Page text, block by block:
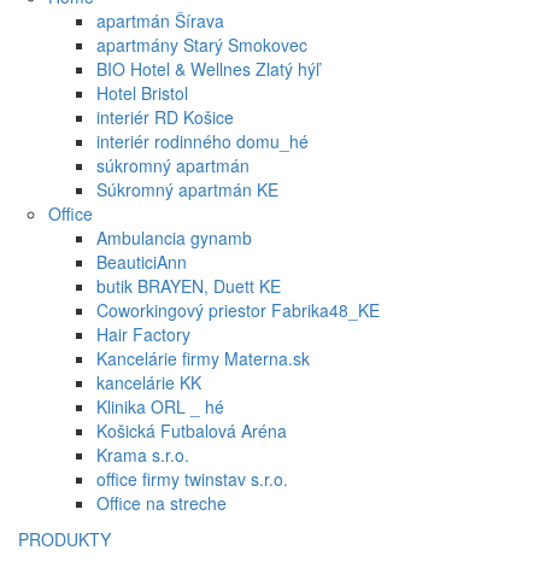
apartmán Šírava
apartmány Starý Smokovec
BIO Hotel & Wellnes Zlatý hýľ
Hotel Bristol
interiér RD Košice
interiér rodinného domu_hé
súkromný apartmán
Súkromný apartmán KE
Office
Ambulancia gynamb
BeauticiAnn
butik BRAYEN, Duett KE
Coworkingový priestor Fabrika48_KE
Hair Factory
Kancelárie firmy Materna.sk
kancelárie KK
Klinika ORL _ hé
Košická Futbalová Aréna
Krama s.r.o.
office firmy twinstav s.r.o.
Office na streche
PRODUKTY